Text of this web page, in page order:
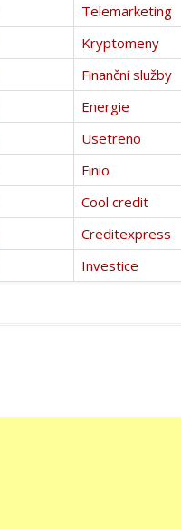
Telemarketing
Kryptomeny
Finanční služby
Energie
Usetreno
Finio
Cool credit
Creditexpress
Investice